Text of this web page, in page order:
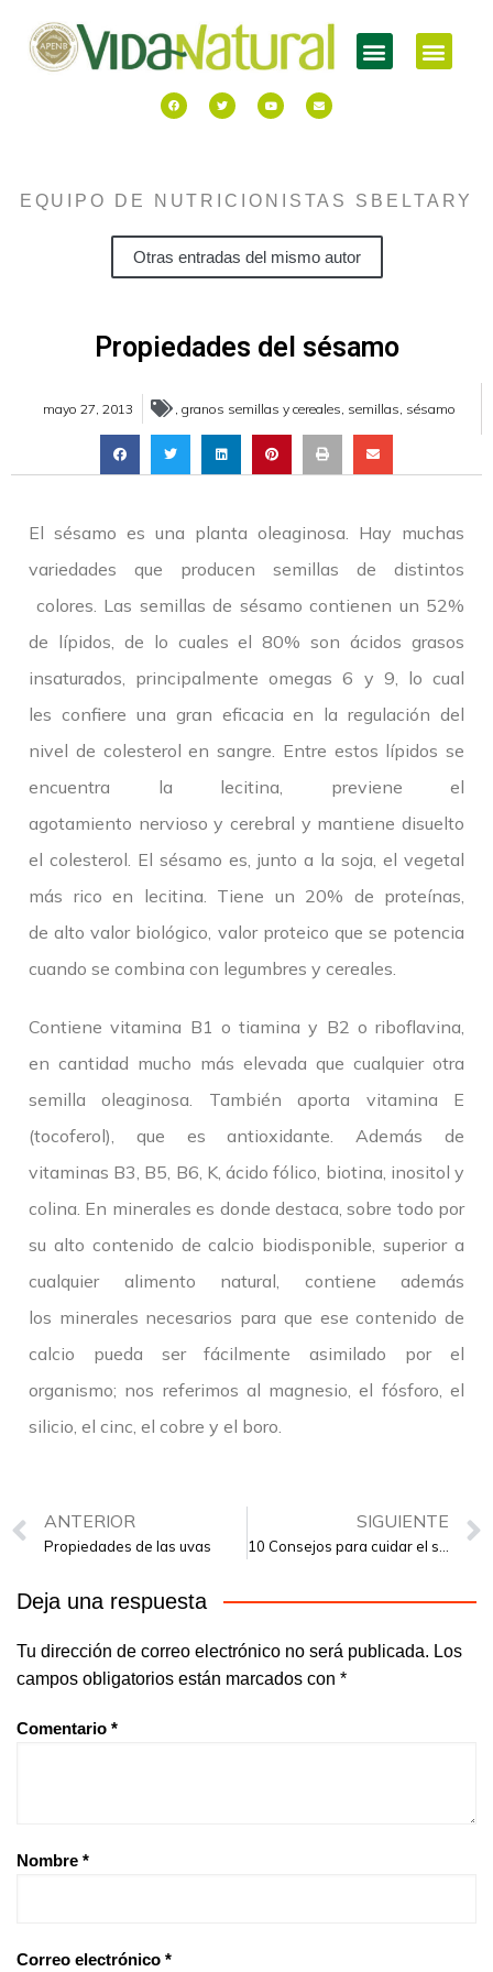
EQUIPO DE NUTRICIONISTAS SBELTARY
Otras entradas del mismo autor
Propiedades del sésamo
mayo 27, 2013 granos semillas y cereales semillas sésamo
El sésamo es una planta oleaginosa. Hay muchas
variedades que producen semillas de distintos
colores. Las semillas de sésamo contienen un 52%
de lípidos, de lo cuales el 80% son ácidos grasos
insaturados, principalmente omegas 6 y 9, lo cual
les confiere una gran eficacia en la regulación del
nivel de colesterol en sangre. Entre estos lípidos se
encuentra la lecitina, previene el
agotamiento nervioso y cerebral y mantiene disuelto
el colesterol. El sésamo es, junto a la soja, el vegetal
más rico en lecitina. Tiene un 20% de proteínas,
de alto valor biológico, valor proteico que se potencia
cuando se combina con legumbres y cereales.
Contiene vitamina B1 o tiamina y B2 o riboflavina,
en cantidad mucho más elevada que cualquier otra
semilla oleaginosa. También aporta vitamina E
(tocoferol), que es antioxidante. Además de
vitaminas B3, B5, B6, K, ácido fólico, biotina, inositol y
colina. En minerales es donde destaca, sobre todo por
su alto contenido de calcio biodisponible, superior a
cualquier alimento natural, contiene además
los minerales necesarios para que ese contenido de
calcio pueda ser fácilmente asimilado por el
organismo; nos referimos al magnesio, el fósforo, el
silicio, el cinc, el cobre y el boro.
ANTERIOR
Propiedades de las uvas
SIGUIENTE
Deja una respuesta
Tu dirección de correo electrónico no será publicada. Los
campos obligatorios están marcados con *
Comentario *
Nombre *
Correo electrónico *